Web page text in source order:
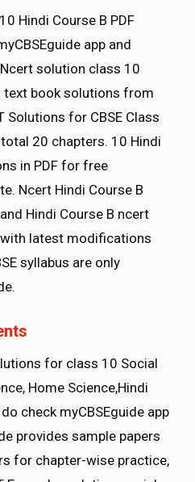
Hindi Course B PDF
app and
solution class 10
text book solutions from
Solutions for CBSE Class
20 chapters. 10 Hindi
in PDF for free
Ncert Hindi Course B
Hindi Course B ncert
latest modifications
syllabus are only
for class 10 Social
Home Science,Hindi
check myCBSEguide app
provides sample papers
for chapter-wise practice,